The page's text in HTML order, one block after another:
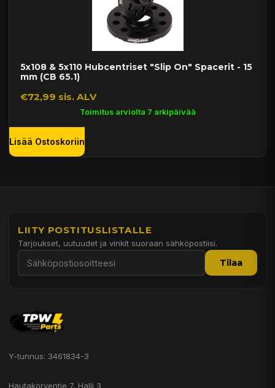
5x108 & 5x110 Hubcentriset "Slip On" Spacerit - 15
mm (CB 65.1)
€72,99 sis. ALV
Toimitus arviolta 7 arkipäivää
Lisää Ostoskoriin
LIITY POSTITUSLISTALLE
Tarjoukset, uutuudet ja vinkit suoraan sähköpostiisi.
Tilaa
Y-tunnus: 3461834-3
Hautakorventie 7, Halli 3